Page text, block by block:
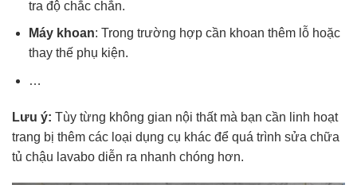
tra độ chắc chắn.
Máy khoan: Trong trường hợp cần khoan thêm lỗ hoặc
thay thế phụ kiện.
…
Lưu ý: Tùy từng không gian nội thất mà bạn cần linh hoạt
trang bị thêm các loại dụng cụ khác để quá trình sửa chữa
tủ chậu lavabo diễn ra nhanh chóng hơn.